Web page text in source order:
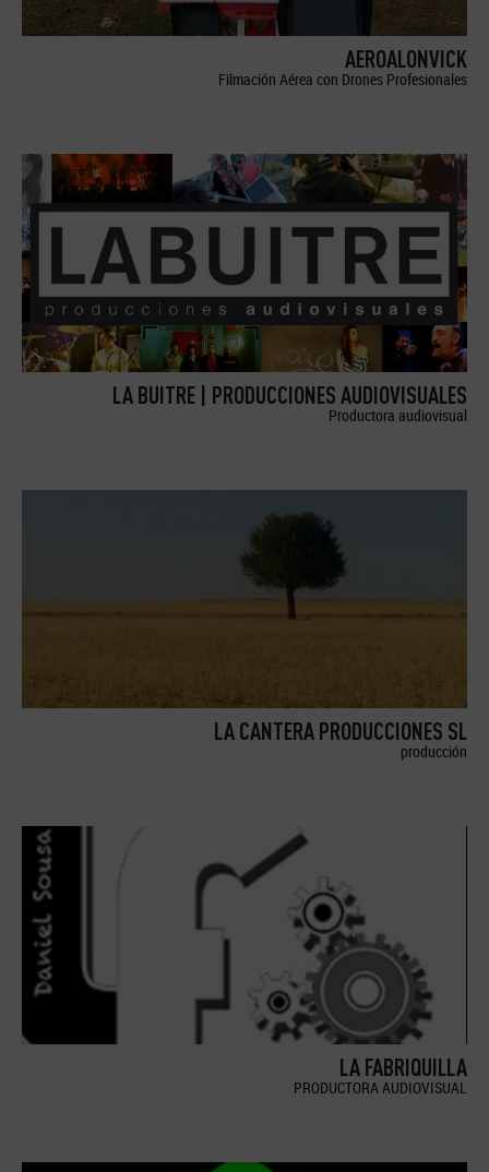
AEROALONVICK
Filmación Aérea con Drones Profesionales
LA BUITRE | PRODUCCIONES AUDIOVISUALES
Productora audiovisual
LA CANTERA PRODUCCIONES SL
producción
LA FABRIQUILLA
PRODUCTORA AUDIOVISUAL